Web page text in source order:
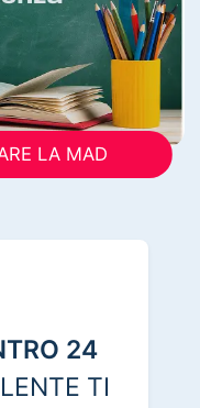
LA MAD
24
TI